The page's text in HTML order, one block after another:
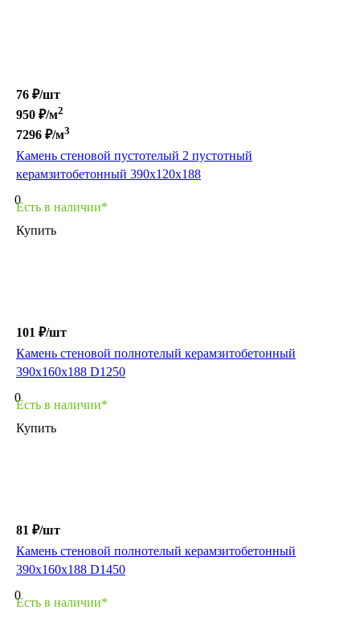
76 ₽/шт
950 ₽/м2
7296 ₽/м3
Камень стеновой пустотелый 2 пустотный
керамзитобетонный 390х120х188
0
Есть в наличии*
Купить
101 ₽/шт
Камень стеновой полнотелый керамзитобетонный
390х160х188 D1250
0
Есть в наличии*
Купить
81 ₽/шт
Камень стеновой полнотелый керамзитобетонный
390х160х188 D1450
0
Есть в наличии*